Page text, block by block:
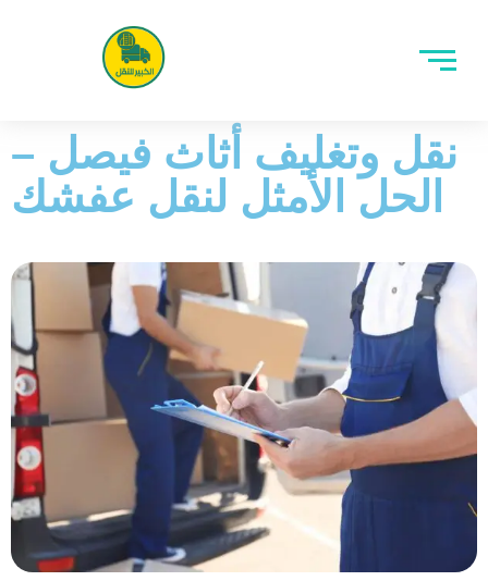
نقل وتغليف أثاث فيصل –
الحل الأمثل لنقل عفشك